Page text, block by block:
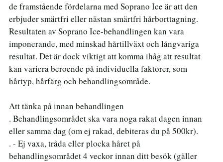
de framstående fördelarna med Soprano Ice är att den
erbjuder smärtfri eller nästan smärtfri hårborttagning.
Resultaten av Soprano Ice-behandlingen kan vara
imponerande, med minskad hårtillväxt och långvariga
resultat. Det är dock viktigt att komma ihåg att resultat
kan variera beroende på individuella faktorer, som
hårtyp, hårfärg och behandlingsområde.
Att tänka på innan behandlingen
. Behandlingsområdet ska vara noga rakat dagen innan
eller samma dag (om ej rakad, debiteras du på 500kr).
. - Ej vaxa, tråda eller plocka håret på
behandlingsområdet 4 veckor innan ditt besök (gäller